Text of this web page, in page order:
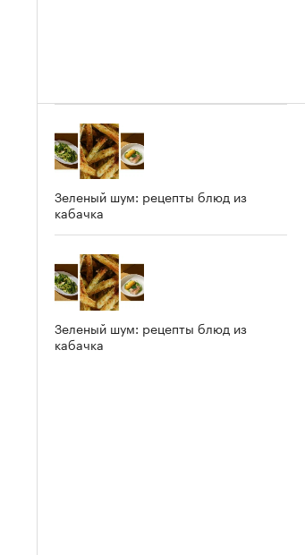
Зеленый шум: рецепты блюд из
кабачка
Зеленый шум: рецепты блюд из
кабачка